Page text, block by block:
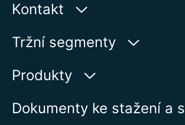
Kontakt
AUMA Riester
Aumastr 1
Zobrazit na kartě
Tržní segmenty
Voda
Výroba elektrické energie
Produkty
Vyhledávač výrobků
Dokumenty ke stažení a